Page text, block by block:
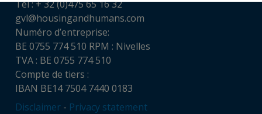
Tél : + 32 (0)475 65 16 32
gvl@housingandhumans.com
Numéro d’entreprise:
BE 0755 774 510 RPM : Nivelles
TVA : BE 0755 774 510
Compte de tiers :
IBAN BE14 7504 7440 0183
Disclaimer - Privacy statement